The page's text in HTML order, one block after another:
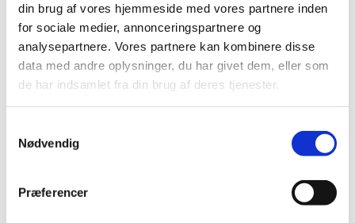
din brug af vores hjemmeside med vores partnere inden
for sociale medier, annonceringspartnere og
analysepartnere. Vores partnere kan kombinere disse
data med andre oplysninger, du har givet dem, eller som
de har indsamlet fra din brug af deres tjenester.
Nødvendig
Præferencer
2015 (33)
2014 (44)
2013 (49)
2012 (44)
2009 (14)
2007 (3)